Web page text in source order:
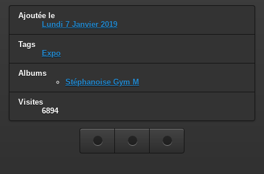
Ajoutée le
Lundi 7 Janvier 2019
Tags
Expo
Albums
Stéphanoise Gym M
Visites
6894